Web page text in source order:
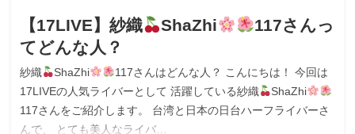
【17LIVE】紗織 ShaZhi
117さんっ
てどんな人？
紗織 ShaZhi
117さんはどんな人？ こんにちは！ 今回は
17LIVEの人気ライバーとして 活躍している紗織
ShaZhi
117さんをご紹介します。 台湾と日本の日台ハーフライバーさ
んで、 とても美人なライバ…